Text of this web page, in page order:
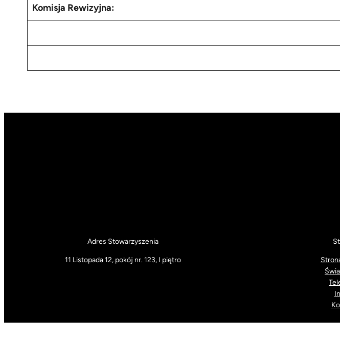
Komisja Rewizyjna:
Adres Stowarzyszenia
11 Listopada 12, pokój nr. 123, I piętro